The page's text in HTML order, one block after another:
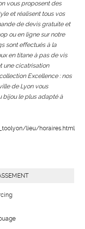
vous proposent des
et réalisent tous vos
de devis gratuite et
ou en ligne sur notre
sont effectués à la
en titane à pas de vis
une cicatrisation
Excellence : nos
de Lyon vous
bijou le plus adapté à
lieu/horaires.html